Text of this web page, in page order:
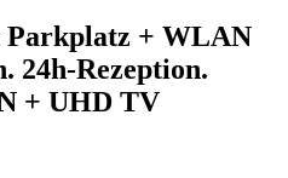
Parkplatz + WLAN
24h-Rezeption.
+ UHD TV